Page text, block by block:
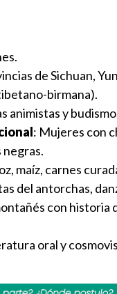
de Sichuan,
birmana).
animistas y
: Mujeres con
negras.
maíz, carnes
del antorchas,
con historia
oral y